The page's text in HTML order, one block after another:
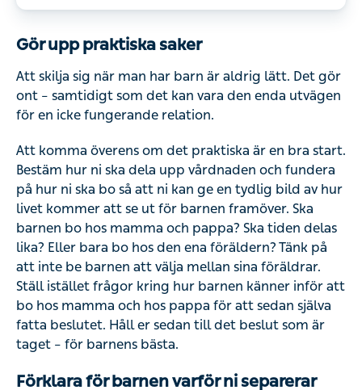
Gör upp praktiska saker
Att skilja sig när man har barn är aldrig lätt. Det gör
ont – samtidigt som det kan vara den enda utvägen
för en icke fungerande relation.
Att komma överens om det praktiska är en bra start.
Bestäm hur ni ska dela upp vårdnaden och fundera
på hur ni ska bo så att ni kan ge en tydlig bild av hur
livet kommer att se ut för barnen framöver. Ska
barnen bo hos mamma och pappa? Ska tiden delas
lika? Eller bara bo hos den ena föräldern? Tänk på
att inte be barnen att välja mellan sina föräldrar.
Ställ istället frågor kring hur barnen känner inför att
bo hos mamma och hos pappa för att sedan själva
fatta beslutet. Håll er sedan till det beslut som är
taget – för barnens bästa.
Förklara för barnen varför ni separerar